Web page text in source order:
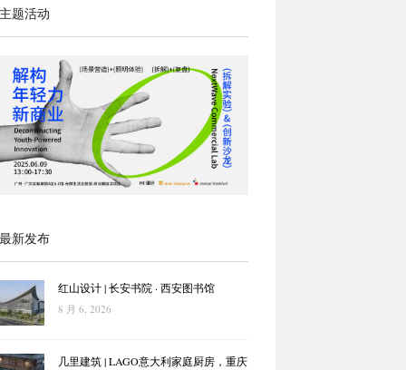
题活动
新发布
红山设计 | 长安书院 · 西安图书馆
8 月 6, 2026
几里建筑 | LAGO意大利家庭厨房，重庆